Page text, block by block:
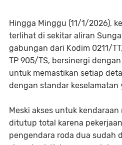
Hingga Minggu (11/1/2026),
terlihat di sekitar aliran
gabungan dari Kodim 0211/
TP 905/TS, bersinergi
untuk memastikan setiap
dengan standar keselamatan
Meski akses untuk
ditutup total karena
pengendara roda dua sudah